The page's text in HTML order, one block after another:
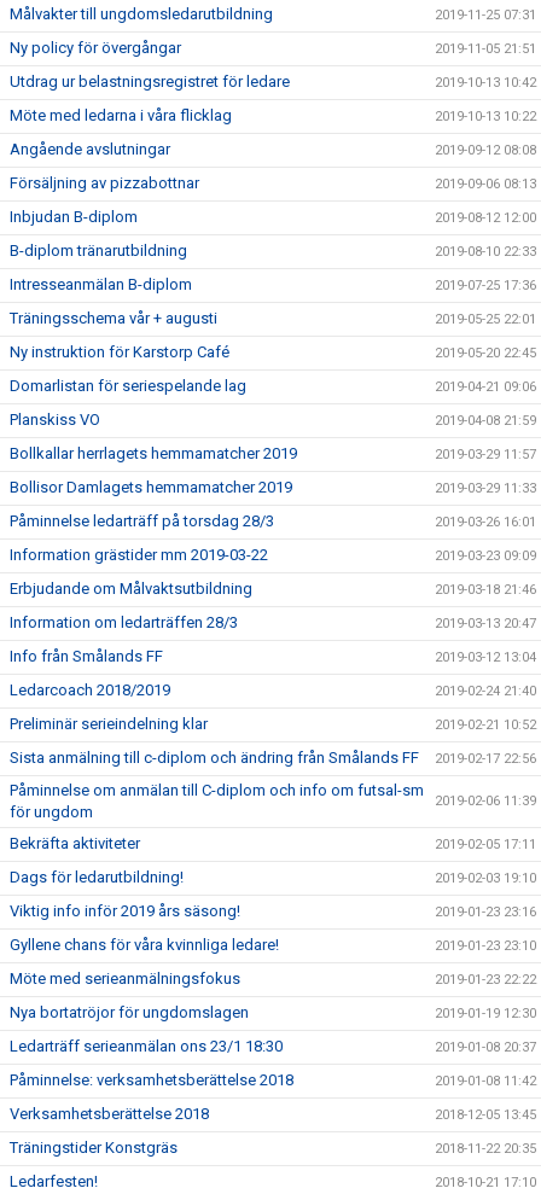
Målvakter till ungdomsledarutbildning 2019-11-25 07:31
Ny policy för övergångar 2019-11-05 21:51
Utdrag ur belastningsregistret för ledare 2019-10-13 10:42
Möte med ledarna i våra flicklag 2019-10-13 10:22
Angående avslutningar 2019-09-12 08:08
Försäljning av pizzabottnar 2019-09-06 08:13
Inbjudan B-diplom 2019-08-12 12:00
B-diplom tränarutbildning 2019-08-10 22:33
Intresseanmälan B-diplom 2019-07-25 17:36
Träningsschema vår + augusti 2019-05-25 22:01
Ny instruktion för Karstorp Café 2019-05-20 22:45
Domarlistan för seriespelande lag 2019-04-21 09:06
Planskiss VO 2019-04-08 21:59
Bollkallar herrlagets hemmamatcher 2019 2019-03-29 11:57
Bollisor Damlagets hemmamatcher 2019 2019-03-29 11:33
Påminnelse ledarträff på torsdag 28/3 2019-03-26 16:01
Information grästider mm 2019-03-22 2019-03-23 09:09
Erbjudande om Målvaktsutbildning 2019-03-18 21:46
Information om ledarträffen 28/3 2019-03-13 20:47
Info från Smålands FF 2019-03-12 13:04
Ledarcoach 2018/2019 2019-02-24 21:40
Preliminär serieindelning klar 2019-02-21 10:52
Sista anmälning till c-diplom och ändring från Smålands FF 2019-02-17 22:56
Påminnelse om anmälan till C-diplom och info om futsal-sm
för ungdom
2019-02-06 11:39
Bekräfta aktiviteter 2019-02-05 17:11
Dags för ledarutbildning! 2019-02-03 19:10
Viktig info inför 2019 års säsong! 2019-01-23 23:16
Gyllene chans för våra kvinnliga ledare! 2019-01-23 23:10
Möte med serieanmälningsfokus 2019-01-23 22:22
Nya bortatröjor för ungdomslagen 2019-01-19 12:30
Ledarträff serieanmälan ons 23/1 18:30 2019-01-08 20:37
Påminnelse: verksamhetsberättelse 2018 2019-01-08 11:42
Verksamhetsberättelse 2018 2018-12-05 13:45
Träningstider Konstgräs 2018-11-22 20:35
Ledarfesten! 2018-10-21 17:10